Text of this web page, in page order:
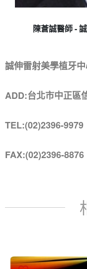
陳蒼誠醫師 -
誠伸雷射美學植牙
ADD:台北市中正區
TEL:(02)2396-9979
FAX:(02)2396-8876